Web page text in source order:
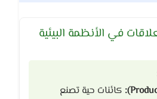
في الأنظمة البيئية
كائنات حية تصنع